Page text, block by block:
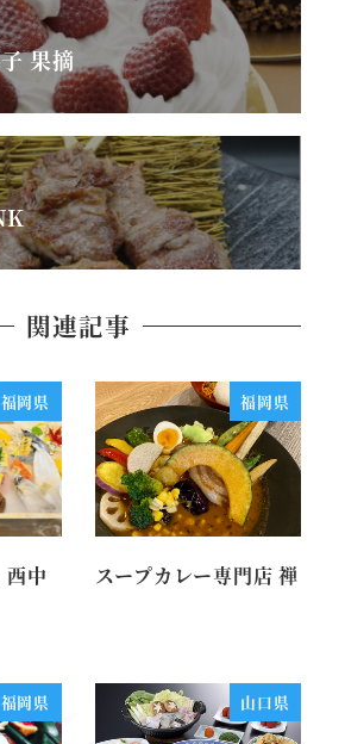
果摘
関連記事
福岡県
西中
福岡県
スープカレー専門店 禅
福岡県 山口県